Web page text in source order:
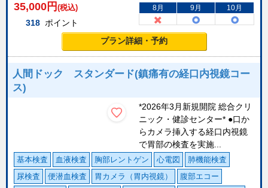
35,000 円 (税込)
318 ポイント
8月 9月 10月
プラン詳細・予約
人間ドック スタンダード(鎮痛有の経口内視鏡コー
ス)
*2026年3月新規開院 総合クリ
ニック・健診センター* ●口か
らカメラ挿入する経口内視鏡
で胃部の検査を実施...
基本検査 血液検査 胸部レントゲン 心電図
肺機能検査
尿検査
便潜血検査 胃カメラ（胃内視鏡）
腹部エコー